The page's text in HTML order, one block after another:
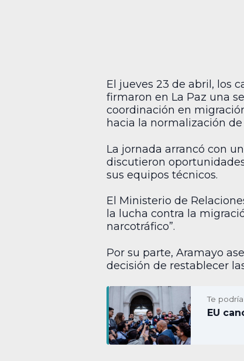
El jueves 23 de abril, los
firmaron en La Paz una
coordinación en
hacia la normalización
La jornada arrancó con
discutieron
sus equipos técnicos.
El Ministerio de
la lucha contra la
narcotráfico”.
Por su parte, Aramayo
decisión de restablecer
Te
EU